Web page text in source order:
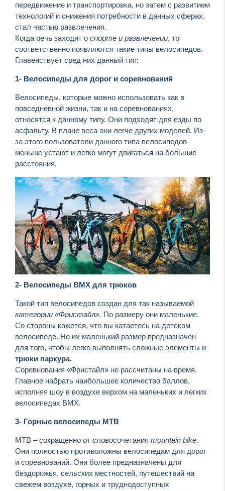
передвижение и транспортировка, но затем с развитием
технологий и снижения потребности в данных сферах,
стал частью развлечения.
Когда речь заходит о спорте и развлечении, то
соответственно появляются такие типы велосипедов.
Главенствует сред них данный тип:
1- Велосипеды для дорог и соревнований
Велосипеды, которые можно использовать как в
повседневной жизни, так и на соревнованиях,
относятся к данному типу. Они подходят для езды по
асфальту. В плане веса они легче других моделей. Из-
за этого пользователи данного типа велосипедов
меньше устают и легко могут двигаться на большие
расстояния.
2- Велосипеды BMX для трюков
Такой тип велосипедов создан для так называемой
категории «Фристайл». По размеру они маленькие.
Со стороны кажется, что вы катаетесь на детском
велосипеде. Но их маленький размер предназначен
для того, чтобы легко выполнять сложные элементы и
трюки паркура.
Соревнования «Фристайл» не рассчитаны на время.
Главное набрать наибольшее количество баллов,
исполняя шоу в воздухе верхом на маленьких и легких
велосипедах BMX.
3- Горные велосипеды MTB
MTB – сокращенно от словосочетания mountain bike.
Они полностью противоложны велосипедам для дорог
и соревнований. Они более предназначены для
бездорожья, сельских местностей, путешествий на
свежем воздухе, горных и труднодоступных